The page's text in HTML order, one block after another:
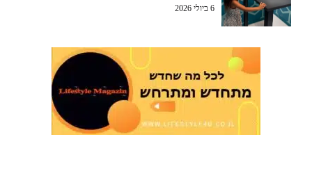
6 ביולי 2026